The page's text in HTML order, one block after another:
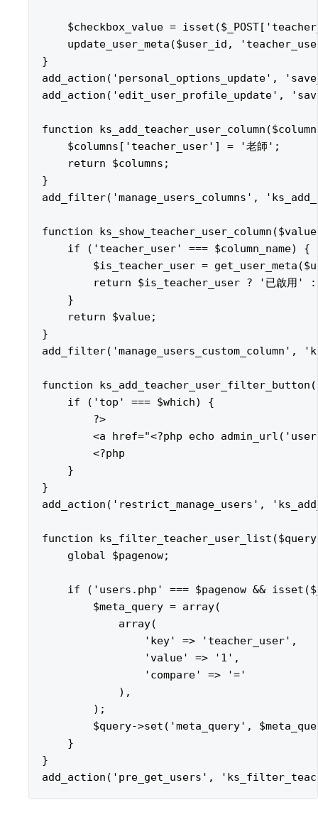
$checkbox_value =
update_user_meta($user_id,
}
add_action('personal_options_update',
add_action('edit_user_profile_update',
function
    $columns['teacher_user'] = '老師';
    return $columns;
}
add_filter('manage_users_columns',
function
    if ('teacher_user' === $column_name) {
$is_teacher_user =
return $is_teacher_user ? '已啟用'
    }
    return $value;
}
add_filter('manage_users_custom_column',
function
    if ('top' === $which) {
        ?>
<a href="<?php echo
        <?php
    }
}
add_action('restrict_manage_users',
function
    global $pagenow;
if ('users.php' === $pagenow &&
        $meta_query = array(
            array(
                'key' => 'teacher_user',
                'value' => '1',
                'compare' => '='
            ),
        );
$query->set('meta_query',
    }
}